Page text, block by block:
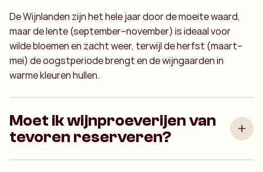
De Wijnlanden zijn het hele jaar door de moeite waard,
maar de lente (september–november) is ideaal voor
wilde bloemen en zacht weer, terwijl de herfst (maart–
mei) de oogstperiode brengt en de wijngaarden in
warme kleuren hullen.
Moet ik wijnproeverijen van
tevoren reserveren?